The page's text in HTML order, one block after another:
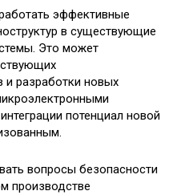
эффективные
в существующие
Это может
и разработки новых
потенциал новой
вопросы безопасности
производстве